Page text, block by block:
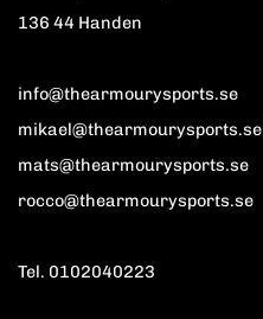
136 44 Handen
info@thearmourysports.se
mikael@thearmourysports.se
mats@thearmourysports.se
rocco@thearmourysports.se
Tel. 0102040223